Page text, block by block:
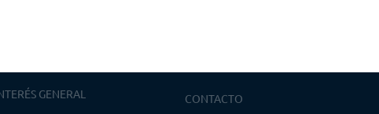
GENERAL CONTACTO